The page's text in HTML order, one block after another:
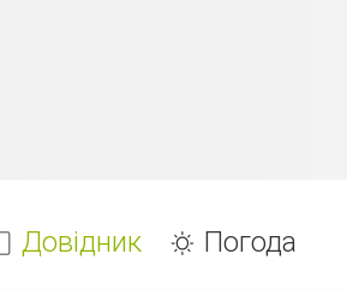
Довідник Погода